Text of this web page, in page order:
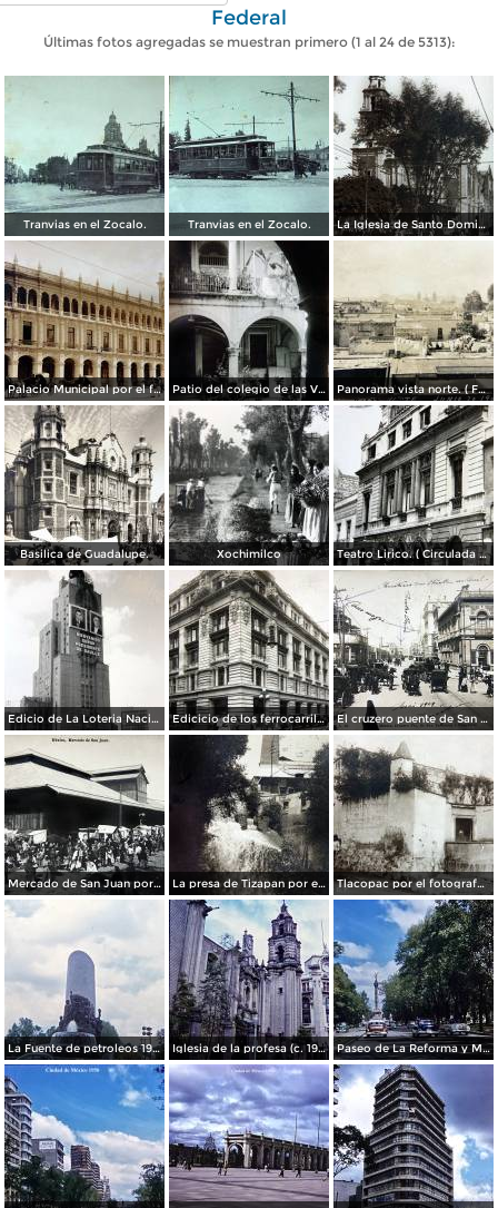
Federal
Últimas fotos agregadas se muestran primero (1 al 24 de 5313):
Tranvias en el Zocalo. Tranvias en el Zocalo. La Iglesia de Santo Domingo.
Palacio Municipal por el fotografo Hugo Brehme.. Patio del colegio de las Vizcainas por el fotografo Hugo Brehme. Panorama vista norte. ( Fechada el 20 de Junio de 1905 ).
Basilica de Guadalupe. Xochimilco Teatro Lirico. ( Circulada el 1 de Agosto de 1926 ).
Edicio de La Loteria Nacional Ciudad de México Abril de 1964 Edicicio de los ferrocarriles. El cruzero puente de San Francisco y Guardiola por el fotografo Felix Miret.
Mercado de San Juan por el fotografo Felix Miret La presa de Tizapan por el fotografo Fernando Kososky. ( Circulada el 22 de Diembre de 1910 ). Tlacopac por el fotografo Hugo Brehme.
La Fuente de petroleos 1950. Iglesia de la profesa (c. 1950) Paseo de La Reforma y Mto a La Independencia 1950